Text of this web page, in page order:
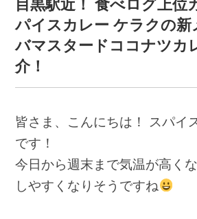
目黒駅近！ 食べログ上位
パイスカレー ケラクの新
バマスタードココナツカ
介！
皆さま、こんにちは！ スパイ
です！
今日から週末まで気温が高く
しやすくなりそうですね